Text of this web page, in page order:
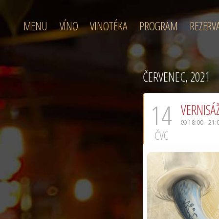
MENU VÍNO VINOTÉKA PROGRAM
ČERVENEC, 2021
14
ČVC
18:00 -